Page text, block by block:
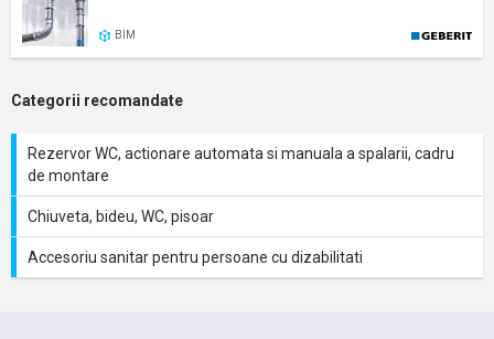
BIM
Categorii recomandate
Rezervor WC, actionare automata si manuala a spalarii, cadru
de montare
Chiuveta, bideu, WC, pisoar
Accesoriu sanitar pentru persoane cu dizabilitati